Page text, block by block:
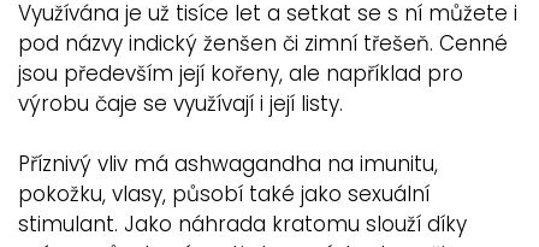
Využívána je už tisíce let a setkat se s ní můžete i
pod názvy indický ženšen či zimní třešeň. Cenné
jsou především její kořeny, ale například pro
výrobu čaje se využívají i její listy.
Příznivý vliv má ashwagandha na imunitu,
pokožku, vlasy, působí také jako sexuální
stimulant. Jako náhrada kratomu slouží díky